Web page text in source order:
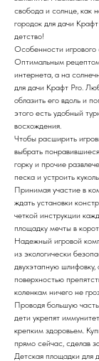
свобода и солнце, как
городок для дачи
детство!
Особенности
Оптимальным рецептом
интернета, а на
для дачи Крафт Pro.
облазить его вдоль и
этого есть удобный
восхождения.
Чтобы расширить
выбрать
горку и прочие
песка и устроить
Принимая участие в
ждать установки
четкой инструкции
площадку мечты в
Надежный игровой
из экологически
двухэтапную шлифовку,
поверхностью
коленкам ничего не
Проводя большую
дети укрепят
крепким здоровьем.
прямо сейчас, сделав
Детская площадки для